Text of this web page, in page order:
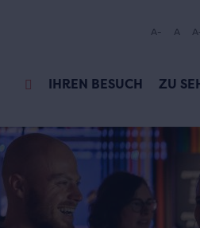
A- A
IHREN BESUCH ZU